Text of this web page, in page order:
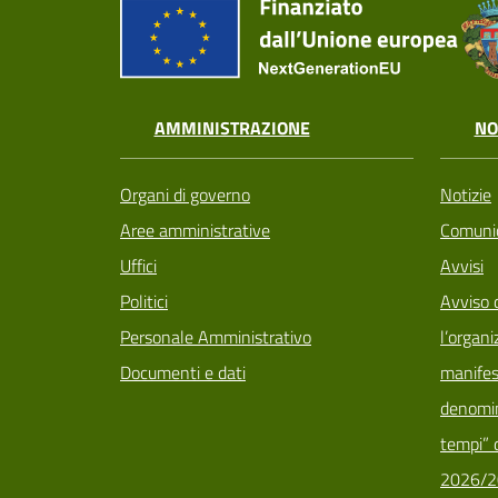
AMMINISTRAZIONE
Organi di governo
Aree amministrative
Uffici
Politici
Personale Amministrativo
Documenti e dati
Notizie
Avvisi
Avviso
tempi”
2026/